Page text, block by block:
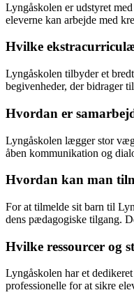
Lyngåskolen er udstyret
eleverne kan arbejde med
Hvilke
Lyngåskolen tilbyder et
begivenheder, der bidrager
Hvordan er
Lyngåskolen lægger stor
åben kommunikation og
Hvordan kan man
For at tilmelde sit barn til
dens pædagogiske tilgang.
Hvilke ressourcer og
Lyngåskolen har et
professionelle for at sikre